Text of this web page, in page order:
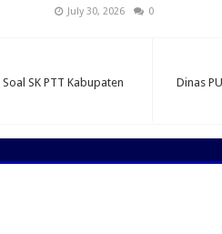
July 30, 2026 0
Dinas
SK PTT Kabupaten